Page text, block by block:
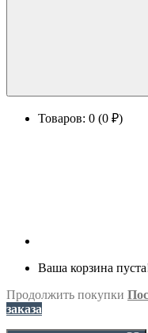
Товаров: 0 (0 ₽)
Ваша корзина
Продолжить покупки
заказа